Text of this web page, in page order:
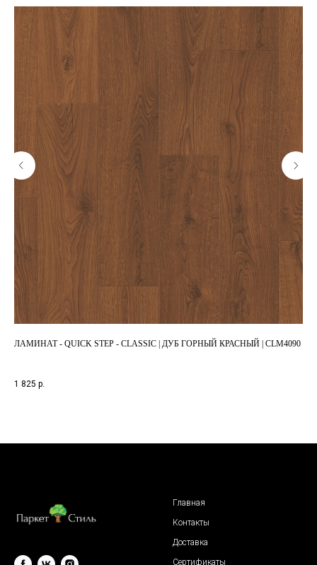
ЛАМИНАТ - QUICK STEP - CLASSIC | ДУБ ГОРНЫЙ КРАСНЫЙ | CLM4090
1 825 р.
Главная
Контакты
Доставка
Сертификаты